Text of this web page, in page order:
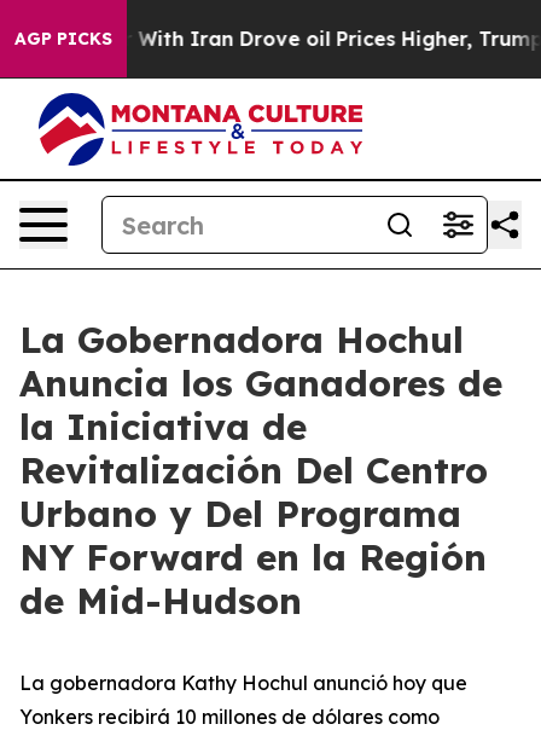
AGP PICKS
Iran Drove oil Prices Higher, Trump Gave
La Gobernadora Hochul
Anuncia los Ganadores de
la Iniciativa de
Revitalización Del Centro
Urbano y Del Programa
NY Forward en la Región
de Mid-Hudson
La gobernadora Kathy Hochul anunció hoy que
Yonkers recibirá 10 millones de dólares como